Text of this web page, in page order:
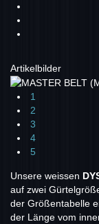
Artikelbilder
1
2
3
4
5
Unsere weissen
auf zwei
der Größentabelle
der Länge vom